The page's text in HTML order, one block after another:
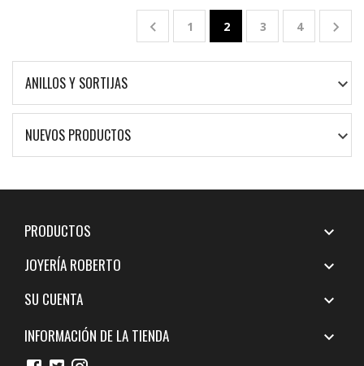
 1 2 3 4 
ANILLOS Y SORTIJAS 
NUEVOS PRODUCTOS 
PRODUCTOS 
JOYERÍA ROBERTO 
SU CUENTA 
INFORMACIÓN DE LA TIENDA 